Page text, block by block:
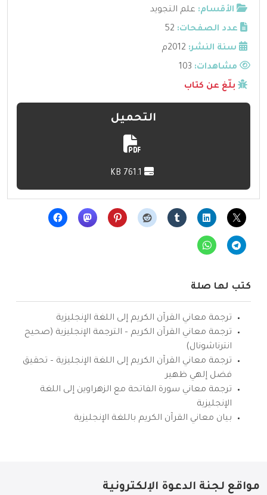
الأقسام: علم التجويد
عدد الصفحات: 52
سنة النشر: 2012م
مشاهدات:
بلّغ عن كتاب
التحميل
كتب لها صلة
ترجمة معاني القرآن الكريم إلى اللغة الإنجليزية
ترجمة معاني القرآن الكريم – الترجمة الإنجليزية (صحيح
انترناشونال)
ترجمة معاني القرآن الكريم إلى اللغة الإنجليزية – تحقيق
فضل إلهي ظهير
ترجمة معاني سورة الفاتحة مع الزهراوين إلى اللغة
الإنجليزية
بيان معاني القرآن الكريم باللغة الإنجليزية
مواقع لجنة الدعوة الإلكترونية